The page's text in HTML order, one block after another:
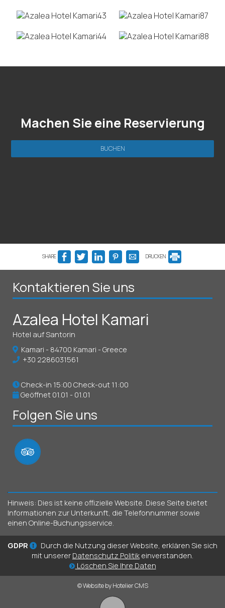
Machen Sie eine Reservierung
BUCHEN
SHARE DRUCKEN
Kontaktieren Sie uns
Azalea Hotel Kamari
Hotel auf Santorin
Kamari - 84700 Kamari - Greece
+30 2286031561
Check-in 15:00 Check-out 11:00
Geöffnet 01.01 - 01.01
Folgen Sie uns
Hinweis: Dies ist keine offizielle Website. Diese Seite bietet
Informationen zur Unterkunft, die Telefonnummer sowie
einen Online-Buchungsservice.
GDPR
Durch die Nutzung dieser Website, erklären Sie sich
mit unserer Datenschutz Politik einverstanden.
Löschen Sie Ihre Daten
© Website by Hotelier CMS